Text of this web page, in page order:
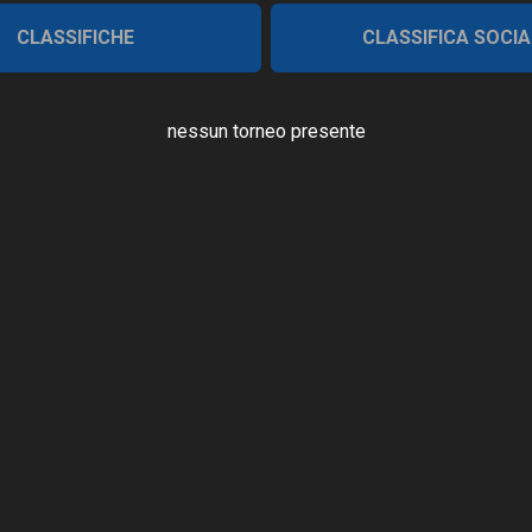
CLASSIFICHE CLASSIFICA
nessun torneo presente